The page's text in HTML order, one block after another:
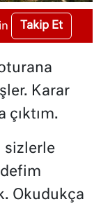
Takip Et
Karar
çıktım.
sizlerle
Okudukça